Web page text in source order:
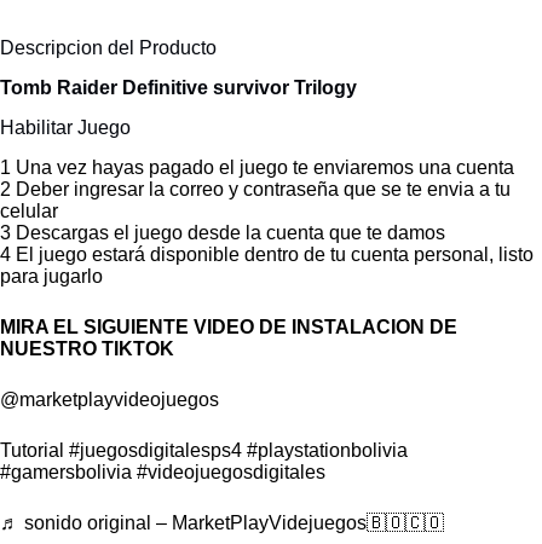
Descripcion del Producto
Tomb Raider Definitive survivor Trilogy
Habilitar Juego
1 Una vez hayas pagado el juego te enviaremos una cuenta
2 Deber ingresar la correo y contraseña que se te envia a tu
celular
3 Descargas el juego desde la cuenta que te damos
4 El juego estará disponible dentro de tu cuenta personal, listo
para jugarlo
MIRA EL SIGUIENTE VIDEO DE INSTALACION DE
NUESTRO TIKTOK
@marketplayvideojuegos
Tutorial #juegosdigitalesps4 #playstationbolivia
#gamersbolivia #videojuegosdigitales
♬ sonido original – MarketPlayVidejuegos🇧🇴🇨🇴